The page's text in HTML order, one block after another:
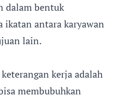
dalam bentuk
ikatan antara karyawan
lain.
kerja adalah
membubuhkan